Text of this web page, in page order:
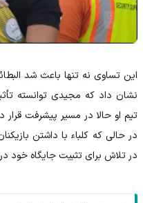
این تساوی نه تنها باعث شد
نشان داد که مجیدی توانسته
تیم او حالا در مسیر پیشرفت قرار
در حالی که کلباء با داشتن
در تلاش برای تثبیت جایگاه خود